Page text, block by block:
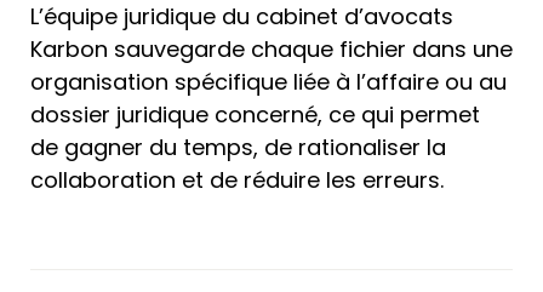
L’équipe juridique du cabinet d’avocats
Karbon sauvegarde chaque fichier dans une
organisation spécifique liée à l’affaire ou au
dossier juridique concerné, ce qui permet
de gagner du temps, de rationaliser la
collaboration et de réduire les erreurs.